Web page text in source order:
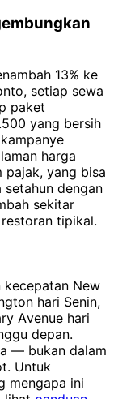
13% ke
setiap sewa
paket
yang bersih
harga
yang bisa
dengan
sekitar
tipikal.
kecepatan New
hari Senin,
Avenue hari
depan.
— bukan dalam
Untuk
mengapa ini